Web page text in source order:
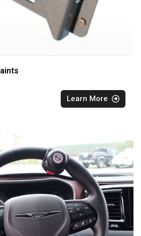
Learn More